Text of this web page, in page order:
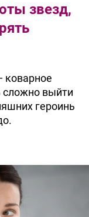
звезд,
коварное
сложно выйти
героинь